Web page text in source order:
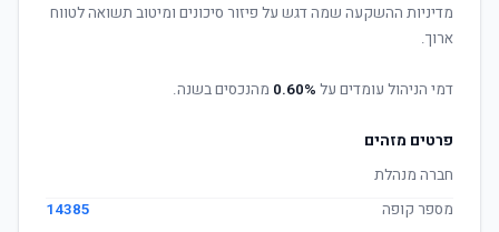
מדיניות ההשקעה שמה דגש על פיזור סיכונים ומיטוב תשואה לטווח
ארוך.
דמי הניהול עומדים על 0.60% מהנכסים בשנה.
פרטים מזהים
חברה מנהלת
מספר קופה
14385